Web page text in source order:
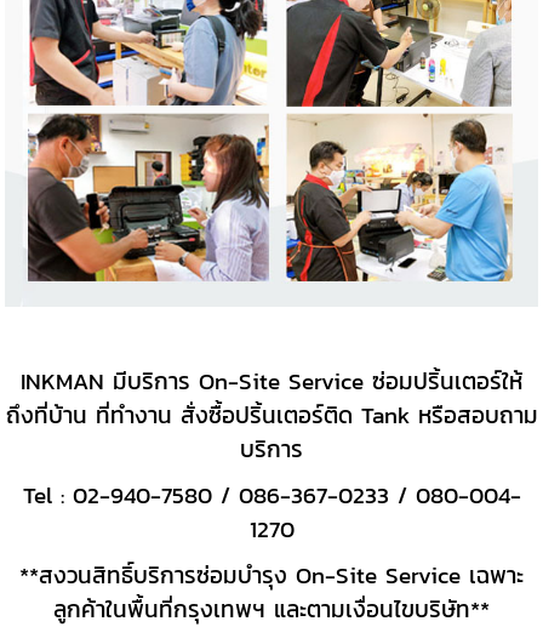
INKMAN มีบริการ On-Site Service ซ่อมปริ้นเตอร์ให้
ถึงที่บ้าน ที่ทำงาน สั่งซื้อปริ้นเตอร์ติด Tank หรือสอบถาม
บริการ
Tel : 02-940-7580 / 086-367-0233 / 080-004-
1270
**สงวนสิทธิ์บริการซ่อมบำรุง On-Site Service เฉพาะ
ลูกค้าในพื้นที่กรุงเทพฯ และตามเงื่อนไขบริษัท**